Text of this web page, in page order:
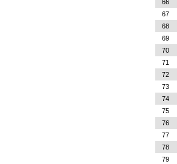
66
67
68
69
70
71
72
73
74
75
76
77
78
79